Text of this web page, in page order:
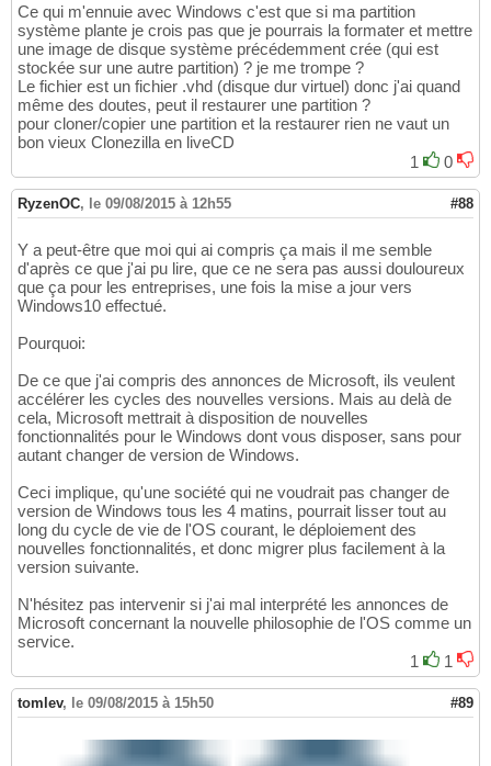
Ce qui m'ennuie avec Windows c'est que si ma partition
système plante je crois pas que je pourrais la formater et mettre
une image de disque système précédemment crée (qui est
stockée sur une autre partition) ? je me trompe ?
Le fichier est un fichier .vhd (disque dur virtuel) donc j'ai quand
même des doutes, peut il restaurer une partition ?
pour cloner/copier une partition et la restaurer rien ne vaut un
bon vieux Clonezilla en liveCD
1
0
RyzenOC, le 09/08/2015 à 12h55 #88
Y a peut-être que moi qui ai compris ça mais il me semble
d'après ce que j'ai pu lire, que ce ne sera pas aussi douloureux
que ça pour les entreprises, une fois la mise a jour vers
Windows10 effectué.
Pourquoi:
De ce que j'ai compris des annonces de Microsoft, ils veulent
accélérer les cycles des nouvelles versions. Mais au delà de
cela, Microsoft mettrait à disposition de nouvelles
fonctionnalités pour le Windows dont vous disposer, sans pour
autant changer de version de Windows.
Ceci implique, qu'une société qui ne voudrait pas changer de
version de Windows tous les 4 matins, pourrait lisser tout au
long du cycle de vie de l'OS courant, le déploiement des
nouvelles fonctionnalités, et donc migrer plus facilement à la
version suivante.
N'hésitez pas intervenir si j'ai mal interprété les annonces de
Microsoft concernant la nouvelle philosophie de l'OS comme un
service.
1
1
tomlev, le 09/08/2015 à 15h50 #89